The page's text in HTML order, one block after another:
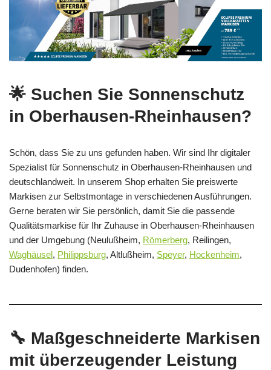
🌟 Suchen Sie Sonnenschutz
in Oberhausen-Rheinhausen?
Schön, dass Sie zu uns gefunden haben. Wir sind Ihr digitaler
Spezialist für Sonnenschutz in Oberhausen-Rheinhausen und
deutschlandweit. In unserem Shop erhalten Sie preiswerte
Markisen zur Selbstmontage in verschiedenen Ausführungen.
Gerne beraten wir Sie persönlich, damit Sie die passende
Qualitätsmarkise für Ihr Zuhause in Oberhausen-Rheinhausen
und der Umgebung (Neulußheim, Römerberg, Reilingen,
Waghäusel, Philippsburg, Altlußheim, Speyer, Hockenheim,
Dudenhofen) finden.
🔧 Maßgeschneiderte Markisen
mit überzeugender Leistung